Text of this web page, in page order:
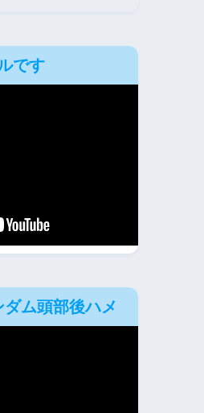
です
ダム頭部後ハメ